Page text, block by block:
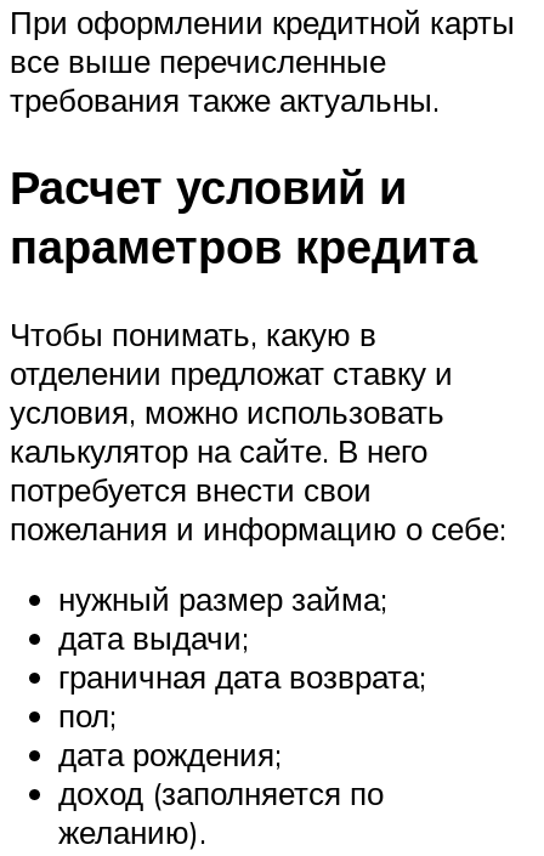
При оформлении кредитной карты
все выше перечисленные
требования также актуальны.
Расчет условий и
параметров кредита
Чтобы понимать, какую в
отделении предложат ставку и
условия, можно использовать
калькулятор на сайте. В него
потребуется внести свои
пожелания и информацию о себе:
нужный размер займа;
дата выдачи;
граничная дата возврата;
пол;
дата рождения;
доход (заполняется по
желанию).